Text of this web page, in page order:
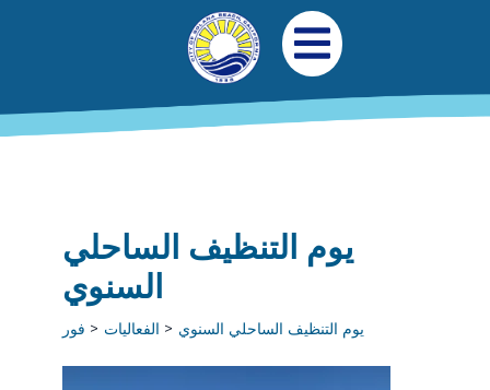
تجاوز إلى المحتوى الرئيسيالتنقل الرئيسي
افتح قائمة الجوال
يوم التنظيف الساحلي
السنوي
فور الفعاليات يوم التنظيف الساحلي السنوي